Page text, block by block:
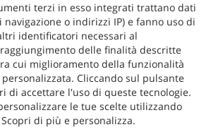
PD
terzi in esso integrati trattano dati
o indirizzi IP) e fanno uso di
identificatori necessari al
delle finalità descritte
cui miglioramento della funzionalità
Cliccando sul pulsante
di accettare l'uso di queste tecnologie.
le tue scelte utilizzando
di più e personalizza.